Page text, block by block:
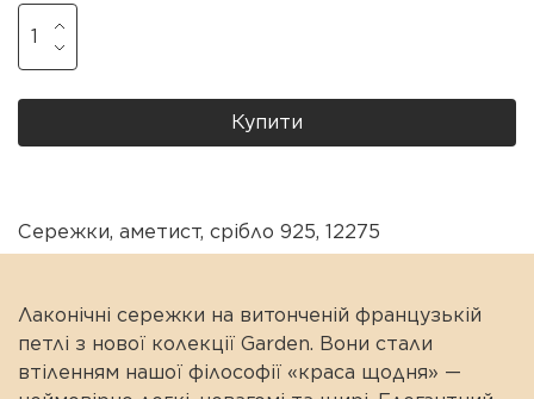
Купити
Сережки, аметист, срібло 925, 12275
Лаконічні сережки на витонченій французькій
петлі з нової колекції Garden. Вони стали
втіленням нашої філософії «краса щодня» —